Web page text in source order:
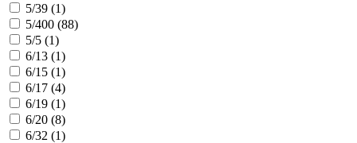
5/39 (1)
5/400 (88)
5/5 (1)
6/13 (1)
6/15 (1)
6/17 (4)
6/19 (1)
6/20 (8)
6/32 (1)